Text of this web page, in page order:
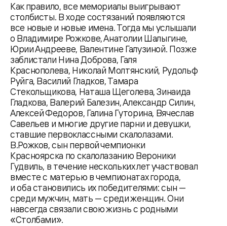
Как правило, все мемориалы выигрывают
столбисты. В ходе состязаний появляются
все новые и новые имена. Тогда мы услышали
о Владимире Рожкове, Анатолии Шалыгине,
Юрии Андрееве, Валентине Галузиной. Позже
заблистали Нина Доброва, Галя
Краснополева, Николай Молтянский, Рудольф
Руйга, Василий Гладков, Тамара
Стекольщикова, Наташа Щеголева, Зинаида
Гладкова, Валерий Балезин, Александр Силин,
Алексей Федоров, Галина Гуторина, Вячеслав
Савельев и многие другие парни и девушки,
ставшие первоклассными скалолазами.
В.Рожков, сын первой чемпионки
Красноярска по скалолазанию Вероники
Гудвиль, в течение нескольких лет участвовал
вместе с матерью в чемпионатах города,
и оба становились их победителями: сын —
среди мужчин, мать — среди женщин. Они
навсегда связали свою жизнь с родными
«Столбами».